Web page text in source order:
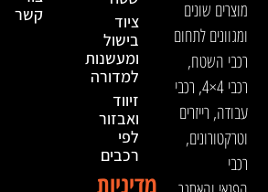
מוצרים שונים
ומגוונים לתחום
רכבי השטח,
רכבי 4×4, רכבי
עבודה, רייזרים
וטרקטורונים,
רכבי
ציוד
בישול
ומעשנות
למדורה
זיווד
ואבזור
לפי
רכבים
מדיניות
קשר